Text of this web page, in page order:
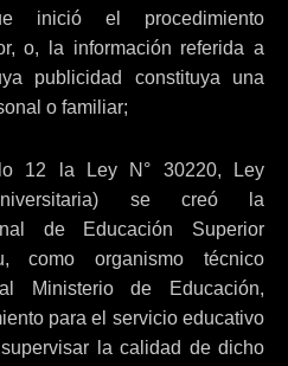
inició el procedimiento
o, la información referida a
publicidad constituya una
o familiar;
12 la Ley N° 30220, Ley
se creó la
de Educación Superior
como organismo técnico
Ministerio de Educación,
para el servicio educativo
la calidad de dicho